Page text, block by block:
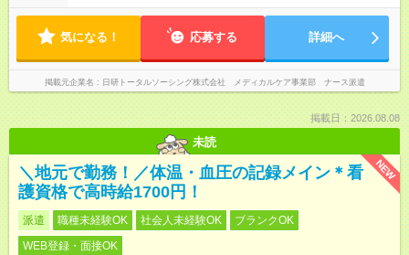
気になる！ 応募する 詳細へ
掲載元企業名 日研トータルソーシング株式会社 メディカルケア事業部 ナース派遣
掲載日：2026.08.08
未読
NEW
＼地元で勤務！／体温・血圧の記録メイン＊看
護資格で高時給1700円！
派遣 職種未経験OK 社会人未経験OK
ブランクOK
WEB登録・面接OK